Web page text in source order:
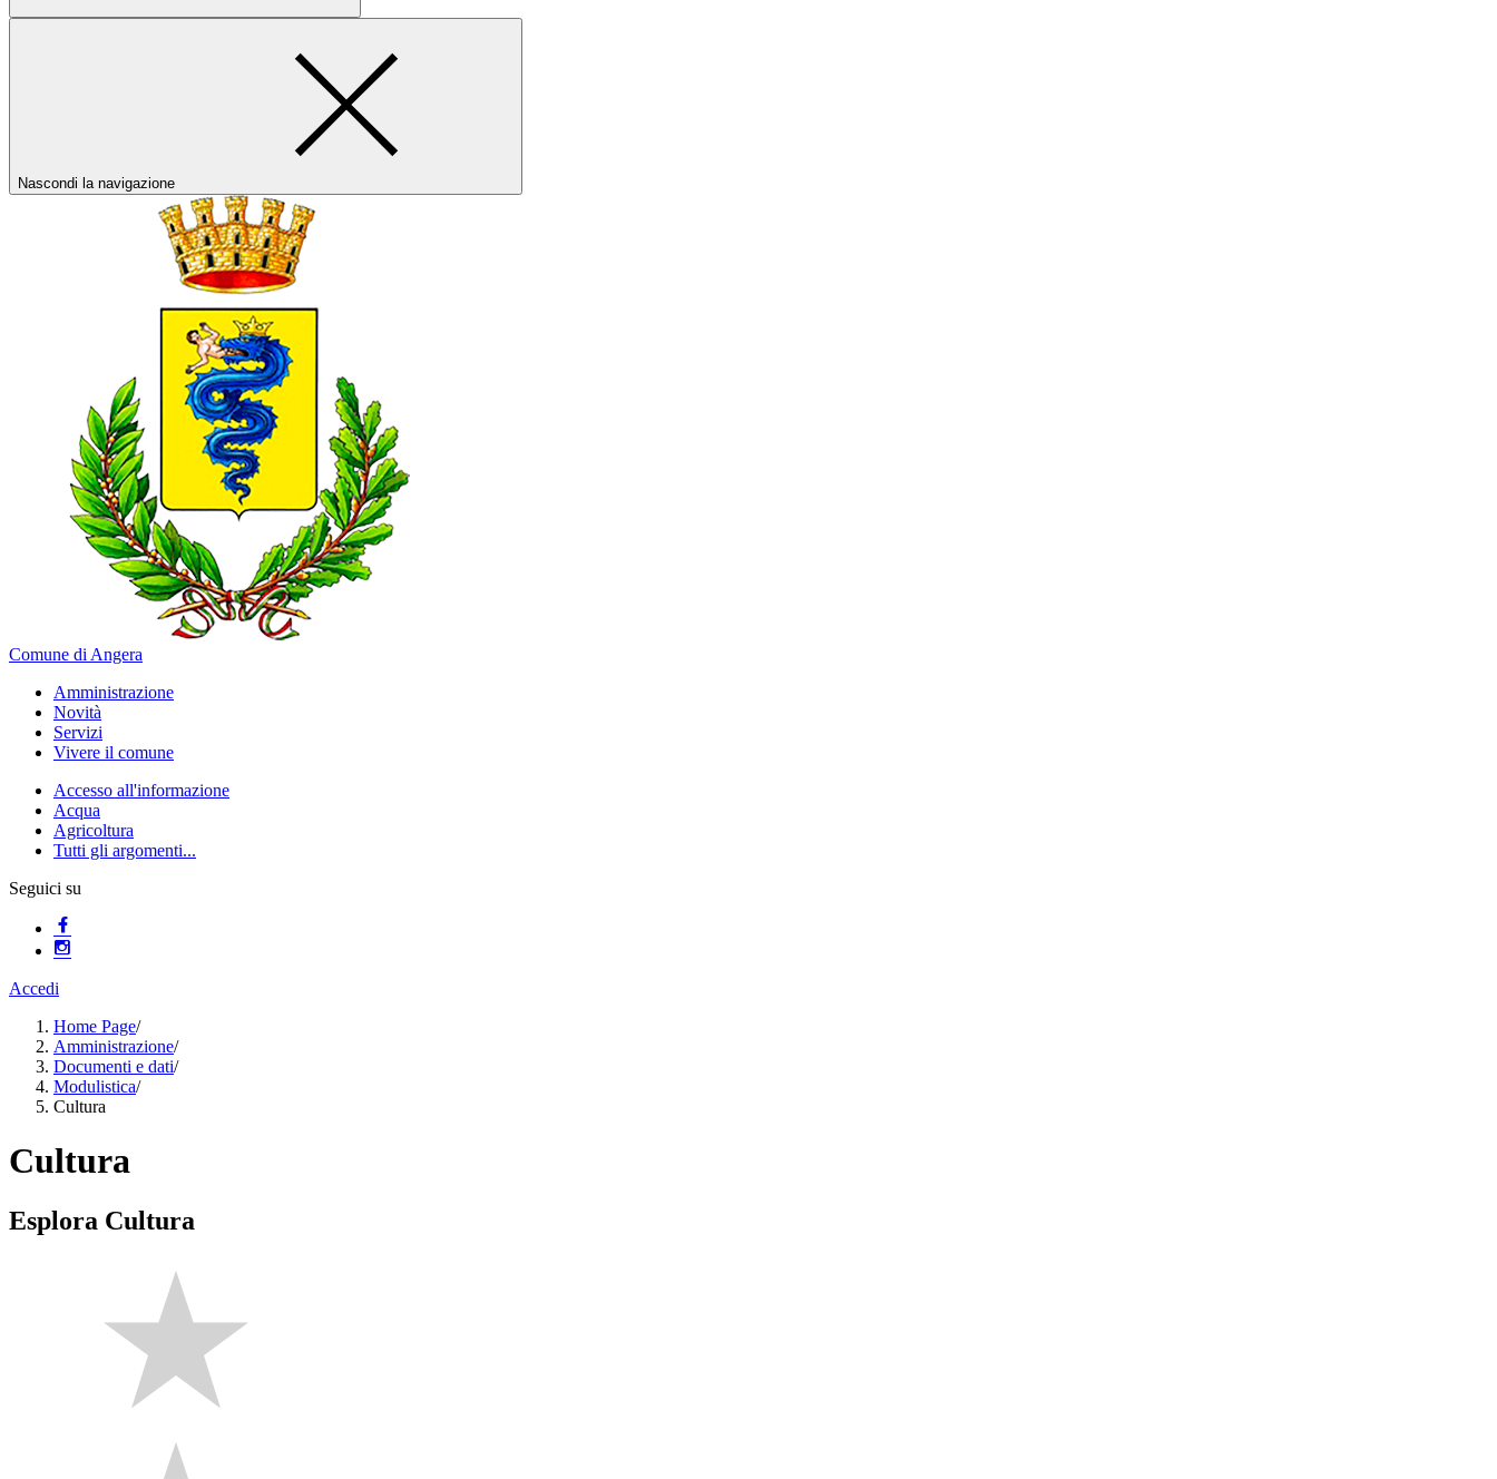
Nascondi la navigazione
Comune di Angera
Amministrazione
Novità
Servizi
Vivere il comune
Accesso all'informazione
Acqua
Agricoltura
Tutti gli argomenti...
Seguici su
Accedi
Home Page/
Amministrazione/
Documenti e dati/
Modulistica/
Cultura
Cultura
Esplora Cultura